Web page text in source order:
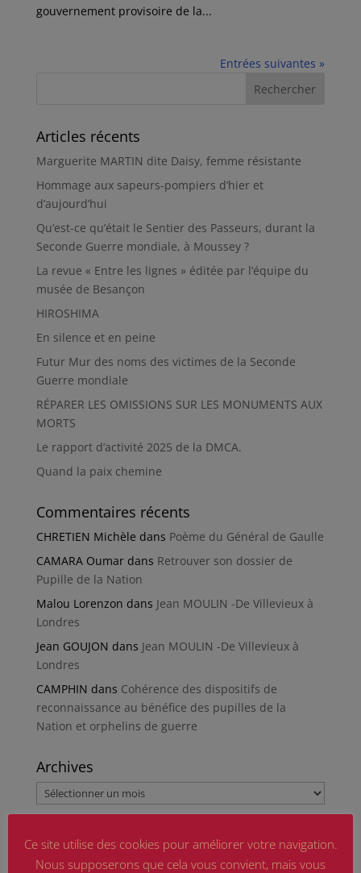
gouvernement provisoire de la...
Entrées suivantes »
Articles récents
Marguerite MARTIN dite Daisy, femme résistante
Hommage aux sapeurs-pompiers d’hier et
d’aujourd’hui
Qu’est-ce qu’était le Sentier des Passeurs, durant la
Seconde Guerre mondiale, à Moussey ?
La revue « Entre les lignes » éditée par l’équipe du
musée de Besançon
HIROSHIMA
En silence et en peine
Futur Mur des noms des victimes de la Seconde
Guerre mondiale
RÉPARER LES OMISSIONS SUR LES MONUMENTS AUX
MORTS
Le rapport d’activité 2025 de la DMCA.
Quand la paix chemine
Commentaires récents
CHRETIEN Michèle dans Poème du Général de Gaulle
CAMARA Oumardans Retrouver son dossier de
Pupille de la Nation
Malou Lorenzon dans Jean MOULIN -De Villevieux à
Londres
Jean GOUJON dans Jean MOULIN -De Villevieux à
Londres
CAMPHIN dans Cohérence des dispositifs de
reconnaissance au bénéfice des pupilles de la
Nation et orphelins de guerre
Archives
Archives
Catégories
Actu
Ce site utilise des cookies pour améliorer votre navigation.
Nous supposerons que cela vous convient, mais vous